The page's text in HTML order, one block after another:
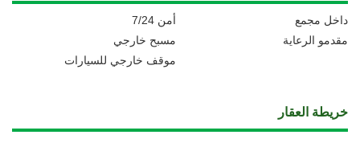
أمن 7/24
داخل مجمع
مسبح خارجي
مقدمو الرعاية
موقف خارجي للسيارات
خريطة العقار